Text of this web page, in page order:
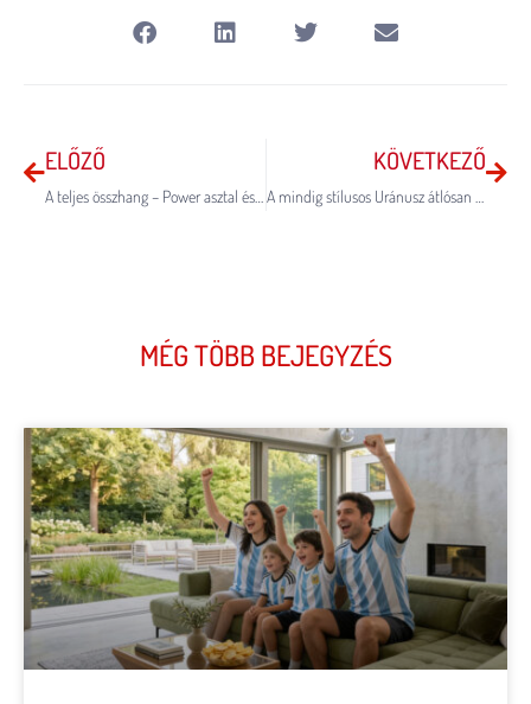
ELŐZŐ KÖVETKEZŐ
MÉG TÖBB BEJEGYZÉS